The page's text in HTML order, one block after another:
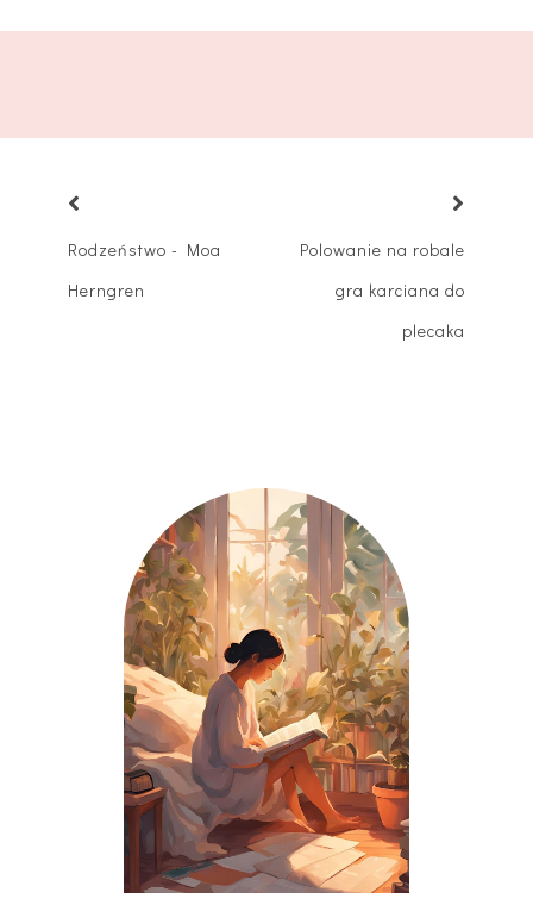
Rodzeństwo - Moa
Herngren
Polowanie na robale
gra karciana do
plecaka